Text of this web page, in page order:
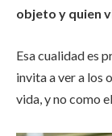
objeto y quien
Esa cualidad es
invita a ver a los
vida, y no como